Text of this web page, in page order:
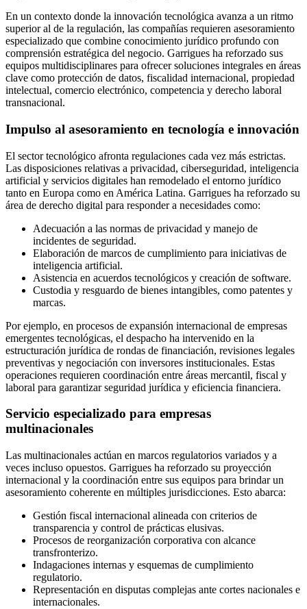
En un contexto donde la innovación tecnológica avanza a un ritmo
superior al de la regulación, las compañías requieren asesoramiento
especializado que combine conocimiento jurídico profundo con
comprensión estratégica del negocio. Garrigues ha reforzado sus
equipos multidisciplinares para ofrecer soluciones integrales en áreas
clave como protección de datos, fiscalidad internacional, propiedad
intelectual, comercio electrónico, competencia y derecho laboral
transnacional.
Impulso al asesoramiento en tecnología e innovación
El sector tecnológico afronta regulaciones cada vez más estrictas.
Las disposiciones relativas a privacidad, ciberseguridad, inteligencia
artificial y servicios digitales han remodelado el entorno jurídico
tanto en Europa como en América Latina. Garrigues ha reforzado su
área de derecho digital para responder a necesidades como:
Adecuación a las normas de privacidad y manejo de
incidentes de seguridad.
Elaboración de marcos de cumplimiento para iniciativas de
inteligencia artificial.
Asistencia en acuerdos tecnológicos y creación de software.
Custodia y resguardo de bienes intangibles, como patentes y
marcas.
Por ejemplo, en procesos de expansión internacional de empresas
emergentes tecnológicas, el despacho ha intervenido en la
estructuración jurídica de rondas de financiación, revisiones legales
preventivas y negociación con inversores institucionales. Estas
operaciones requieren coordinación entre áreas mercantil, fiscal y
laboral para garantizar seguridad jurídica y eficiencia financiera.
Servicio especializado para empresas
multinacionales
Las multinacionales actúan en marcos regulatorios variados y a
veces incluso opuestos. Garrigues ha reforzado su proyección
internacional y la coordinación entre sus equipos para brindar un
asesoramiento coherente en múltiples jurisdicciones. Esto abarca:
Gestión fiscal internacional alineada con criterios de
transparencia y control de prácticas elusivas.
Procesos de reorganización corporativa con alcance
transfronterizo.
Indagaciones internas y esquemas de cumplimiento
regulatorio.
Representación en disputas complejas ante cortes nacionales e
internacionales.